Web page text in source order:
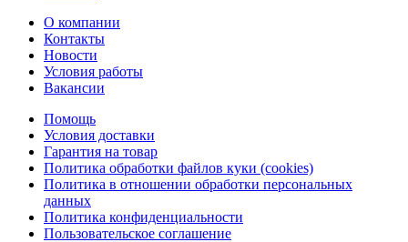
О компании
Контакты
Новости
Условия работы
Вакансии
Помощь
Условия доставки
Гарантия на товар
Политика обработки файлов куки (cookies)
Политика в отношении обработки персональных
данных
Политика конфиденциальности
Пользовательское соглашение